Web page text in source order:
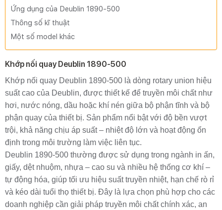
Ứng dụng của Deublin 1890-500
Thông số kĩ thuật
Một số model khác
Khớp nối quay Deublin 1890-500
Khớp nối quay Deublin 1890-500 là dòng rotary union hiệu
suất cao của Deublin, được thiết kế để truyền môi chất như
hơi, nước nóng, dầu hoặc khí nén giữa bộ phận tĩnh và bộ
phận quay của thiết bị. Sản phẩm nổi bật với độ bền vượt
trội, khả năng chịu áp suất – nhiệt độ lớn và hoạt động ổn
định trong môi trường làm việc liên tục.
Deublin 1890-500 thường được sử dụng trong ngành in ấn,
giấy, dệt nhuộm, nhựa – cao su và nhiều hệ thống cơ khí –
tự động hóa, giúp tối ưu hiệu suất truyền nhiệt, hạn chế rò rỉ
và kéo dài tuổi thọ thiết bị. Đây là lựa chọn phù hợp cho các
doanh nghiệp cần giải pháp truyền môi chất chính xác, an